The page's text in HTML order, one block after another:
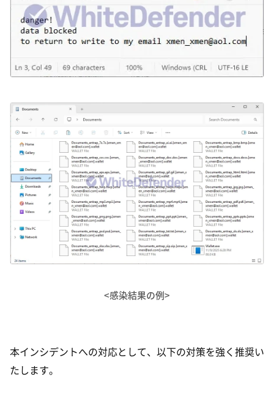
<感染結果の例>
本インシデントへの対応として、以下の対策を強く推奨い
たします。